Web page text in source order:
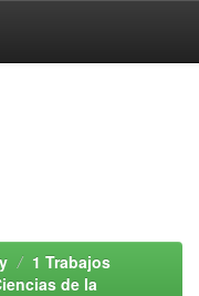
1 Trabajos
de la